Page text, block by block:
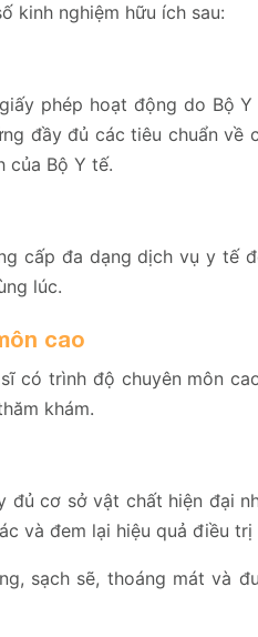
kinh nghiệm hữu ích sau:
phép hoạt động do Bộ
đầy đủ các tiêu chuẩn
của Bộ Y tế.
cấp đa dạng dịch vụ y tế
lúc.
cao
có trình độ chuyên môn
khám.
đủ cơ sở vật chất hiện đại
và đem lại hiệu quả điều trị
sạch sẽ, thoáng mát và